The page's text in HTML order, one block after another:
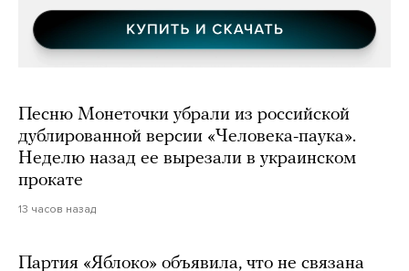
Песню Монеточки убрали из российской
дублированной версии «Человека-паука».
Неделю назад ее вырезали в украинском
прокате
13 часов назад
Партия «Яблоко» объявила, что не связана